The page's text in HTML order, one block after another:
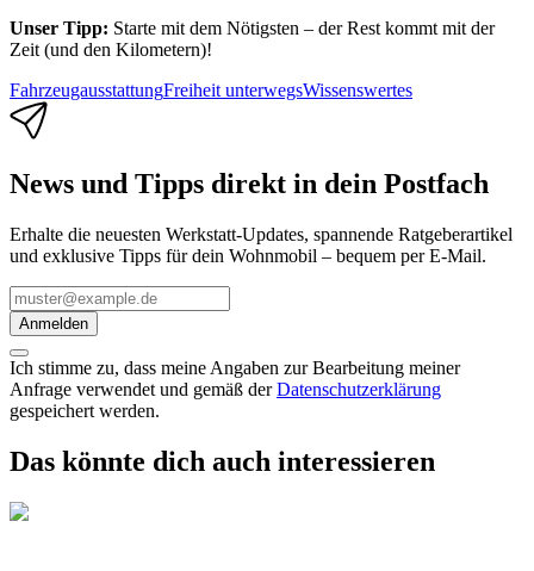
Unser Tipp: Starte mit dem Nötigsten – der Rest kommt mit der
Zeit (und den Kilometern)!
FahrzeugausstattungFreiheit unterwegsWissenswertes
News und Tipps direkt in dein Postfach
Erhalte die neuesten Werkstatt-Updates, spannende Ratgeberartikel
und exklusive Tipps für dein Wohnmobil – bequem per E-Mail.
Anmelden
Ich stimme zu, dass meine Angaben zur Bearbeitung meiner
Anfrage verwendet und gemäß der Datenschutzerklärung
gespeichert werden.
Das könnte dich auch interessieren